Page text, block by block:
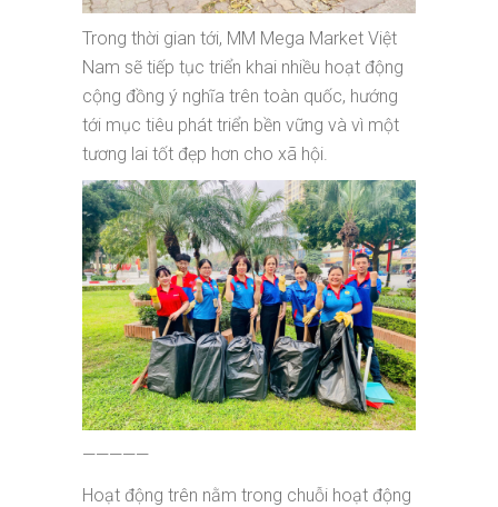
Trong thời gian tới, MM Mega Market Việt
Nam sẽ tiếp tục triển khai nhiều hoạt động
cộng đồng ý nghĩa trên toàn quốc, hướng
tới mục tiêu phát triển bền vững và vì một
tương lai tốt đẹp hơn cho xã hội.
—————
Hoạt động trên nằm trong chuỗi hoạt động